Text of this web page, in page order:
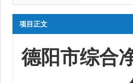
项目正文